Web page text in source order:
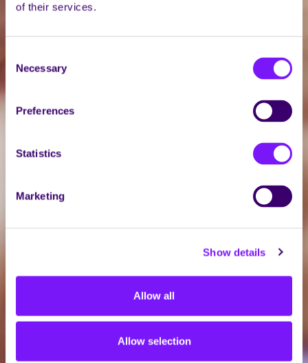
of their services.
Selection
Necessary
Preferences
Statistics
Marketing
Show details
Allow all
Allow selection